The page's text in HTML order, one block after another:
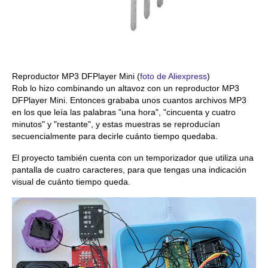
Reproductor MP3 DFPlayer Mini (foto de Aliexpress)
Rob lo hizo combinando un altavoz con un reproductor MP3
DFPlayer Mini. Entonces grababa unos cuantos archivos MP3
en los que leía las palabras "una hora", "cincuenta y cuatro
minutos" y "restante", y estas muestras se reproducían
secuencialmente para decirle cuánto tiempo quedaba.
El proyecto también cuenta con un temporizador que utiliza una
pantalla de cuatro caracteres, para que tengas una indicación
visual de cuánto tiempo queda.